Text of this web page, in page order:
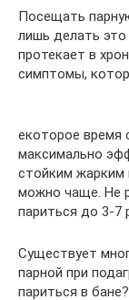
Посещать
лишь делать
протекает в
симптомы,
екоторое время
максимально
стойким жарким
можно чаще. Не
париться до 3-7
Существует
парной при
париться в